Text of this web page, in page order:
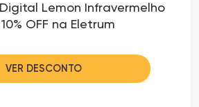
Lemon Infravermelho
OFF na Eletrum
VER DESCONTO